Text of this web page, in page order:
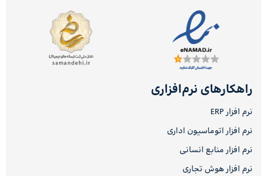
راهکارهای نرم‌افزاری
نرم افزار ERP
نرم افزار اتوماسیون اداری
نرم افزار منابع انسانی
نرم افزار هوش تجاری